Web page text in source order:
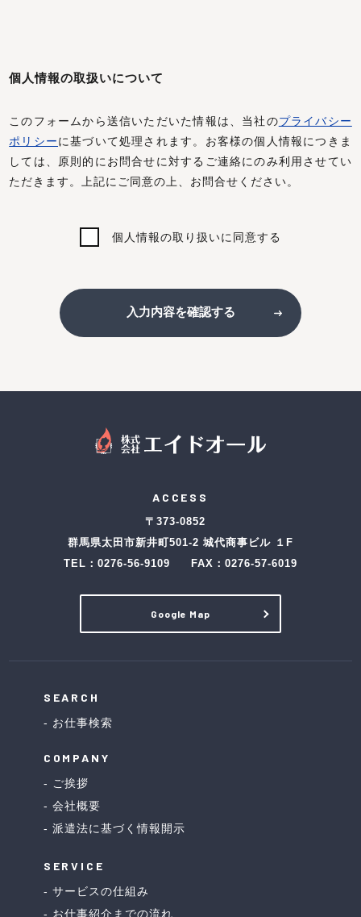
個人情報の取扱いについて
このフォームから送信いただいた情報は、当社のプライバシー
ポリシーに基づいて処理されます。お客様の個人情報につきま
しては、原則的にお問合せに対するご連絡にのみ利用させてい
ただきます。上記にご同意の上、お問合せください。
個人情報の取り扱いに同意する
入力内容を確認する
ACCESS
〒373-0852
群馬県太田市新井町501-2 城代商事ビル １F
TEL： 0276-56-9109 FAX：0276-57-6019
Google Map
SEARCH
お仕事検索
COMPANY
ご挨拶
会社概要
派遣法に基づく情報開示
SERVICE
サービスの仕組み
お仕事紹介までの流れ